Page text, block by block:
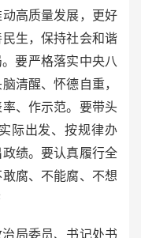
高质量发展，更好
生，保持社会和谐
要严格落实中央八
清醒、怀德自重，
、作示范。要带头
际出发、按规律办
绩。要认真履行全
腐、不能腐、不想
局委员、书记处书